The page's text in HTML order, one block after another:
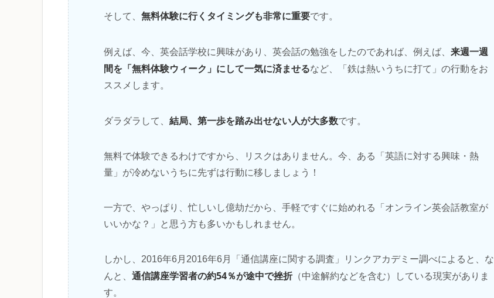
そして、 無料体験に行くタイミングも非常に重要です。
例えば、今、英会話学校に興味があり、英会話の勉強をしたのであれば、例えば、 来週一週
間を「無料体験ウィーク」にして一気に済ませるなど、「鉄は熱いうちに打て」の行動をお
ススメします。
ダラダラして、 結局、第一歩を踏み出せない人が大多数です。
無料で体験できるわけですから、リスクはありません。今、ある「英語に対する興味・熱
量」が冷めないうちに先ずは行動に移しましょう！
一方で、やっぱり、忙しいし億劫だから、手軽ですぐに始めれる「オンライン英会話教室が
いいかな？」と思う方も多いかもしれません。
しかし、2016年6月2016年6月「通信講座に関する調査」リンクアカデミー調べによると、な
んと、 通信講座学習者の約54％が途中で挫折 （中途解約などを含む）している現実がありま
す。